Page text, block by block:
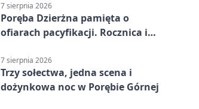
7 sierpnia 2026
Poręba Dzierżna pamięta o
ofiarach pacyfikacji. Rocznica i
7 sierpnia 2026
Trzy sołectwa, jedna scena i
dożynkowa noc w Porębie Górnej